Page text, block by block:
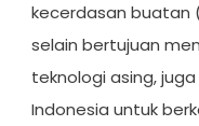
kecerdasan buatan
selain bertujuan
teknologi asing,
Indonesia untuk